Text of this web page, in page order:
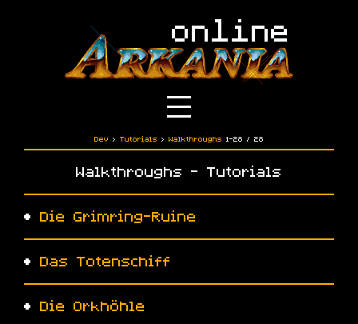
Dev › Tutorials › Walkthroughs 1-28 / 28
Walkthroughs - Tutorials
• Die Grimring-Ruine
• Das Totenschiff
• Die Orkhöhle